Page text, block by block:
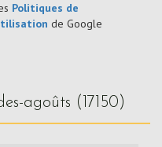
Politiques de
de Google
agoûts (17150)